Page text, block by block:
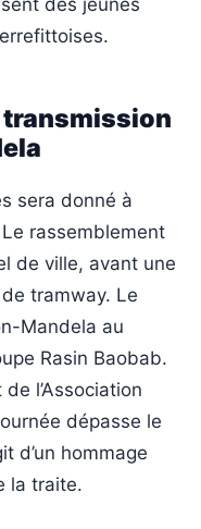
transmission
sera donné à
rassemblement
de ville, avant une
tramway. Le
Mandela au
Rasin Baobab.
l’Association
dépasse le
d’un hommage
la traite.